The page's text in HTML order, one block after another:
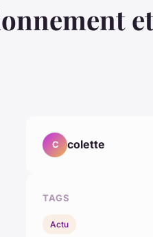
C colette
TAGS
Actu